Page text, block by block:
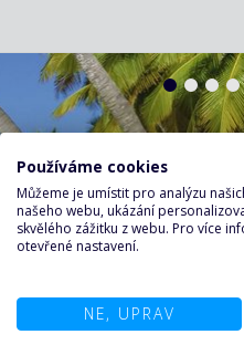
Používáme cookies
Můžeme je umístit pro analýzu
našeho webu, ukázání
skvělého zážitku z webu. Pro více
otevřené nastavení.
NE, UPRAV